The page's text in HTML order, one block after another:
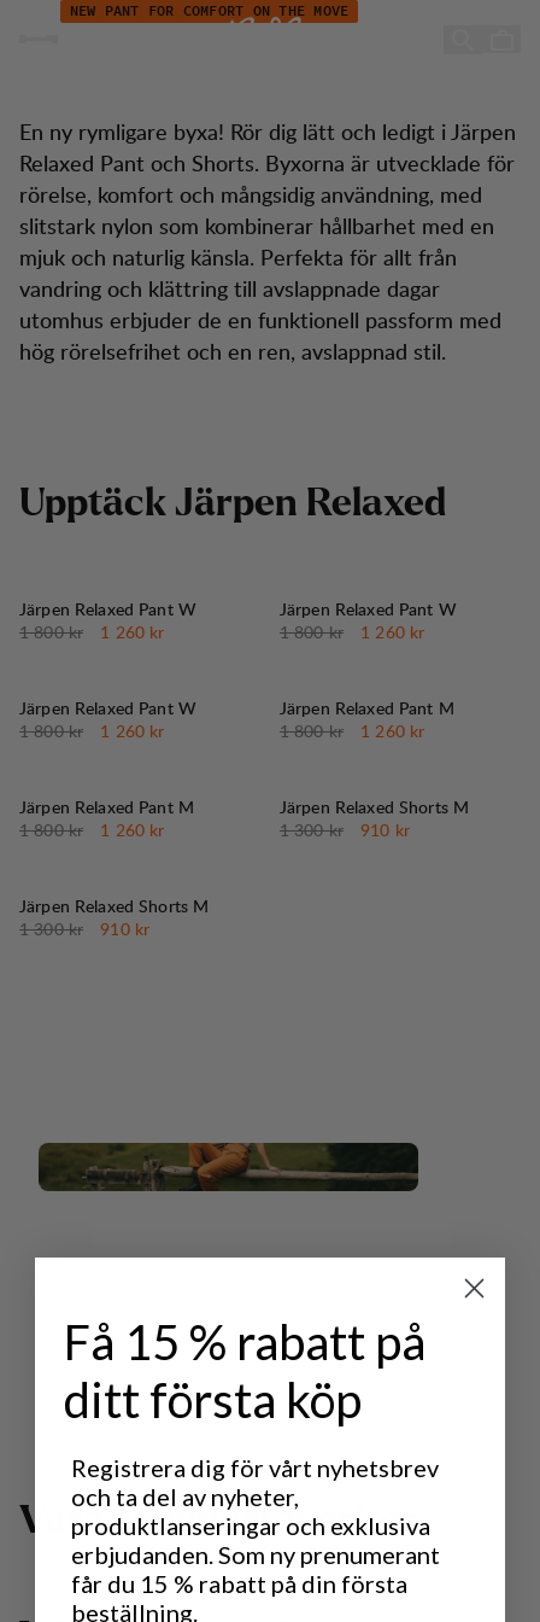
Hoppa till innehåll
Kampanj - Järpen Relaxed
NEW PANT FOR COMFORT ON THE MOVE
En ny rymligare byxa! Rör dig lätt och ledigt i Järpen
Relaxed Pant och Shorts. Byxorna är utvecklade för
rörelse, komfort och mångsidig användning, med
slitstark nylon som kombinerar hållbarhet med en
mjuk och naturlig känsla. Perfekta för allt från
vandring och klättring till avslappnade dagar
utomhus erbjuder de en funktionell passform med
hög rörelsefrihet och en ren, avslappnad stil.
Upptäck Järpen Relaxed
REA
Järpen Relaxed Pant W
Originalpris:
1 800 kr Reapris:
1 260 kr
REA
Järpen Relaxed Pant W
Originalpris:
1 800 kr Reapris:
1 260 kr
REA
Järpen Relaxed Pant W
Originalpris:
1 800 kr Reapris:
1 260 kr
REA
Järpen Relaxed Pant M
Originalpris:
1 800 kr Reapris:
1 260 kr
REA
Järpen Relaxed Pant M
Originalpris:
1 800 kr Reapris:
1 260 kr
REA
Järpen Relaxed Shorts M
Originalpris:
1 300 kr Reapris
910 kr
REA
Järpen Relaxed Shorts M
Originalpris:
1 300 kr Reapris
910 kr
V ra sommarfavoriter
Få 15 % rabatt på
ditt första köp
Registrera dig för vårt nyhetsbrev
och ta del av nyheter,
produktlanseringar och exklusiva
erbjudanden. Som ny prenumerant
får du 15 % rabatt på din första
beställning.